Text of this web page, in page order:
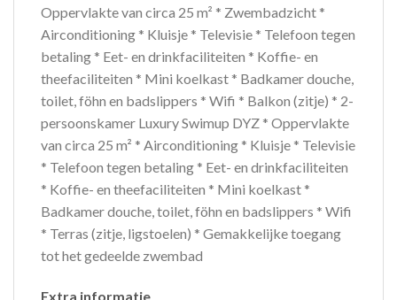
Oppervlakte van circa 25 m² * Zwembadzicht *
Airconditioning * Kluisje * Televisie * Telefoon tegen
betaling * Eet- en drinkfaciliteiten * Koffie- en
theefaciliteiten * Mini koelkast * Badkamer douche,
toilet, föhn en badslippers * Wifi * Balkon (zitje) * 2-
persoonskamer Luxury Swimup DYZ * Oppervlakte
van circa 25 m² * Airconditioning * Kluisje * Televisie
* Telefoon tegen betaling * Eet- en drinkfaciliteiten
* Koffie- en theefaciliteiten * Mini koelkast *
Badkamer douche, toilet, föhn en badslippers * Wifi
* Terras (zitje, ligstoelen) * Gemakkelijke toegang
tot het gedeelde zwembad
Extra informatie